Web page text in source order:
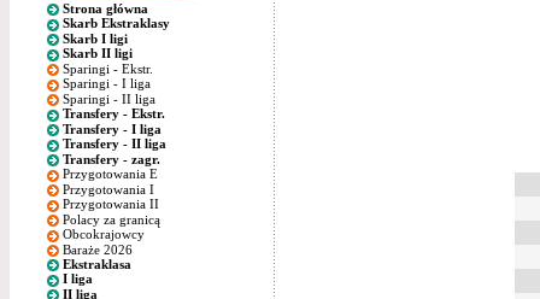
Strona główna
Skarb Ekstraklasy
Skarb I ligi
Skarb II ligi
Sparingi - Ekstr.
Sparingi - I liga
Sparingi - II liga
Transfery - Ekstr.
Transfery - I liga
Transfery - II liga
Transfery - zagr.
Przygotowania E
Przygotowania I
Przygotowania II
Polacy za granicą
Obcokrajowcy
Baraże 2026
Ekstraklasa
I liga
II liga